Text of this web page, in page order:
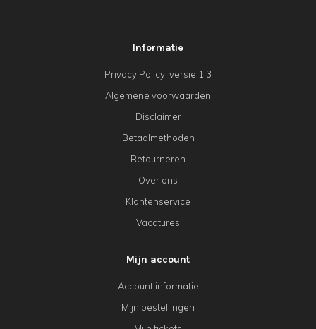
Informatie
Privacy Policy, versie 1.3
Algemene voorwaarden
Disclaimer
Betaalmethoden
Retourneren
Over ons
Klantenservice
Vacatures
Mijn account
Account informatie
Mijn bestellingen